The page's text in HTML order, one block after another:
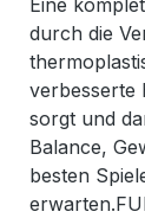
Eine
durch die
verbesserte
sorgt und
Balance,
besten